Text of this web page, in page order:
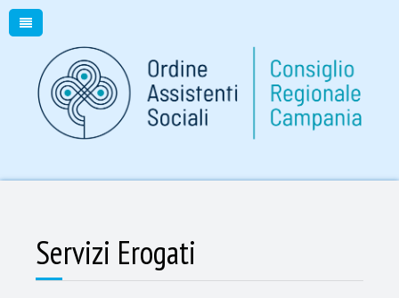
Servizi Erogati